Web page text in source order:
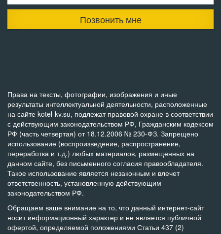
Позвонить мне
Права на тексты, фотографии, изображения и иные
результаты интеллектуальной деятельности, расположенные
на сайте kotel-kv.su, подлежат правовой охране в соответствии
с действующим законодательством РФ, Гражданским кодексом
РФ (часть четвертая) от 18.12.2006 № 230-ФЗ. Запрещено
использование (воспроизведение, распространение,
переработка и т.д.) любых материалов, размещенных на
данном сайте, без письменного согласия правообладателя.
Такое использование является незаконным и влечет
ответственность, установленную действующим
законодательством РФ.
Обращаем ваше внимание на то, что данный интернет-сайт
носит информационный характер и не является публичной
офертой, определяемой положениями Статьи 437 (2)